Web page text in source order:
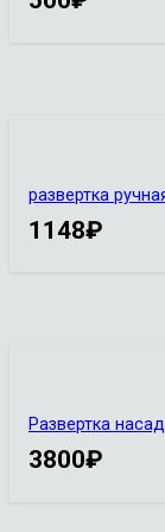
развертка
1148₽
Развертка
3800₽